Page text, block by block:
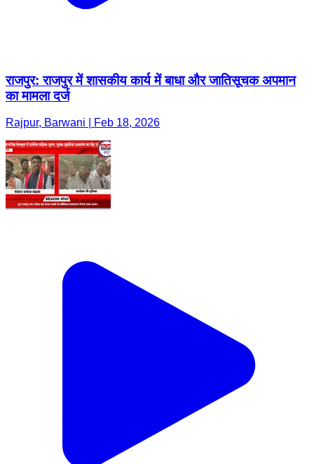
राजपुर: राजपुर में शासकीय कार्य में बाधा और जातिसूचक अपमान
का मामला दर्ज
Rajpur, Barwani | Feb 18, 2026